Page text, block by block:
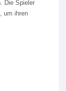
Die Spieler
um ihren